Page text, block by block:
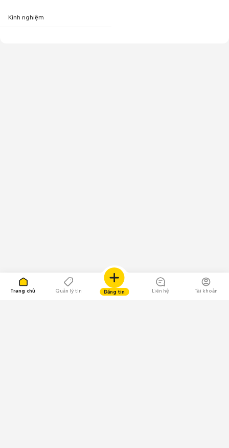
Trang chủ Quản lý tin Đăng tin Liên hệ Tài khoản
Kinh nghiệm